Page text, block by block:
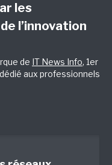
les
l’innovation
de IT News Info, 1er
aux professionnels